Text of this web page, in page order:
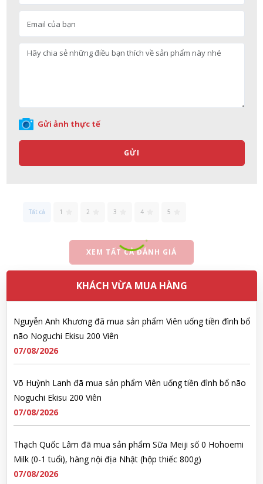
Gửi ảnh thực tế
GỬI
Tất cả 1 2 3 4 5
XEM TẤT CẢ ĐÁNH GIÁ
KHÁCH VỪA MUA HÀNG
Nguyễn Nhật Quang đã mua sản phẩm Sữa tắm Pigeon Baby
Soap dạng túi 400ml Nhật Bản
Võ Thị Thanh Tươi đã mua sản phẩm Men Vi Sinh BioGaia
Nhật Bản lọ 5ml cho trẻ Sơ Sinh
Đặng Hòa Khánh Yên đã mua sản phẩm Men Vi Sinh BioGaia
Milk (0-1 tuổi), hàng nội địa Nhật (hộp thiếc 800g)
Nguyễn Anh Khương đã mua sản phẩm Viên uống tiền đình bổ
07/08/2026
Võ Huỳnh Lanh đã mua sản phẩm Viên uống tiền đình bổ não
Noguchi Ekisu 200 Viên
07/08/2026
Thạch Quốc Lâm đã mua sản phẩm Sữa Meiji số 0 Hohoemi
Milk (0-1 tuổi), hàng nội địa Nhật (hộp thiếc 800g)
07/08/2026
Ngô Quốc Cường đã mua sản phẩm Sữa Meiji số 0 Hohoemi